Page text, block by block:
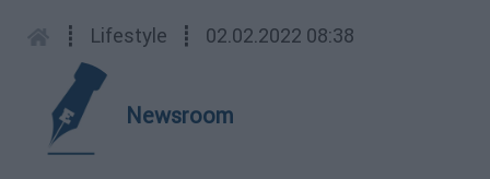
┋ Lifestyle ┋ 02.02.2022 08:38
Newsroom